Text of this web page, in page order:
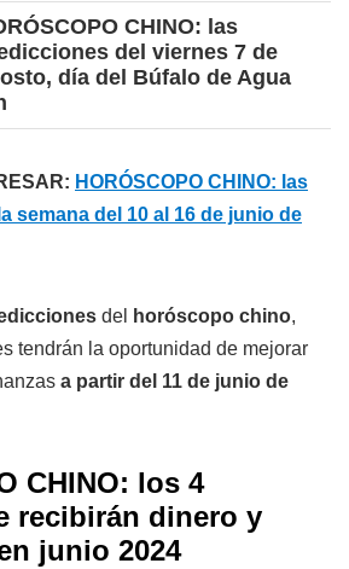
CHINO: las
del viernes 7 de
día del Búfalo de Agua
HORÓSCOPO CHINO: las
semana del 10 al 16 de junio de
del horóscopo chino,
tendrán la oportunidad de mejorar
a partir del 11 de junio de
CHINO: los 4
recibirán dinero y
junio 2024